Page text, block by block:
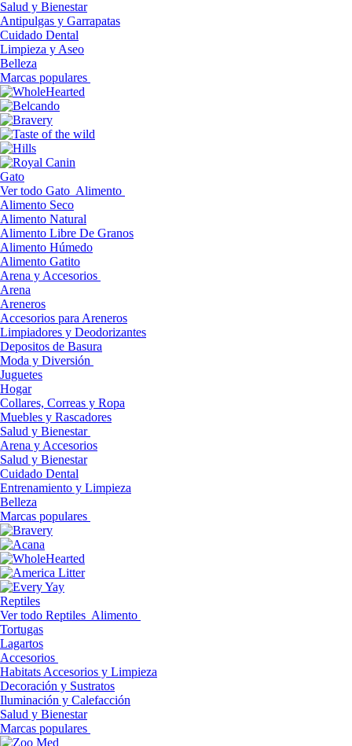
Salud y Bienestar
Antipulgas y Garrapatas
Cuidado Dental
Limpieza y Aseo
Belleza
Marcas populares
Gato
Ver todo Gato Alimento
Alimento Seco
Alimento Natural
Alimento Libre De Granos
Alimento Húmedo
Alimento Gatito
Arena y Accesorios
Arena
Areneros
Accesorios para Areneros
Limpiadores y Deodorizantes
Depositos de Basura
Moda y Diversión
Juguetes
Hogar
Collares, Correas y Ropa
Muebles y Rascadores
Salud y Bienestar
Arena y Accesorios
Salud y Bienestar
Cuidado Dental
Entrenamiento y Limpieza
Belleza
Marcas populares
Reptiles
Ver todo Reptiles Alimento
Tortugas
Lagartos
Accesorios
Habitats Accesorios y Limpieza
Decoración y Sustratos
Iluminación y Calefacción
Salud y Bienestar
Marcas populares